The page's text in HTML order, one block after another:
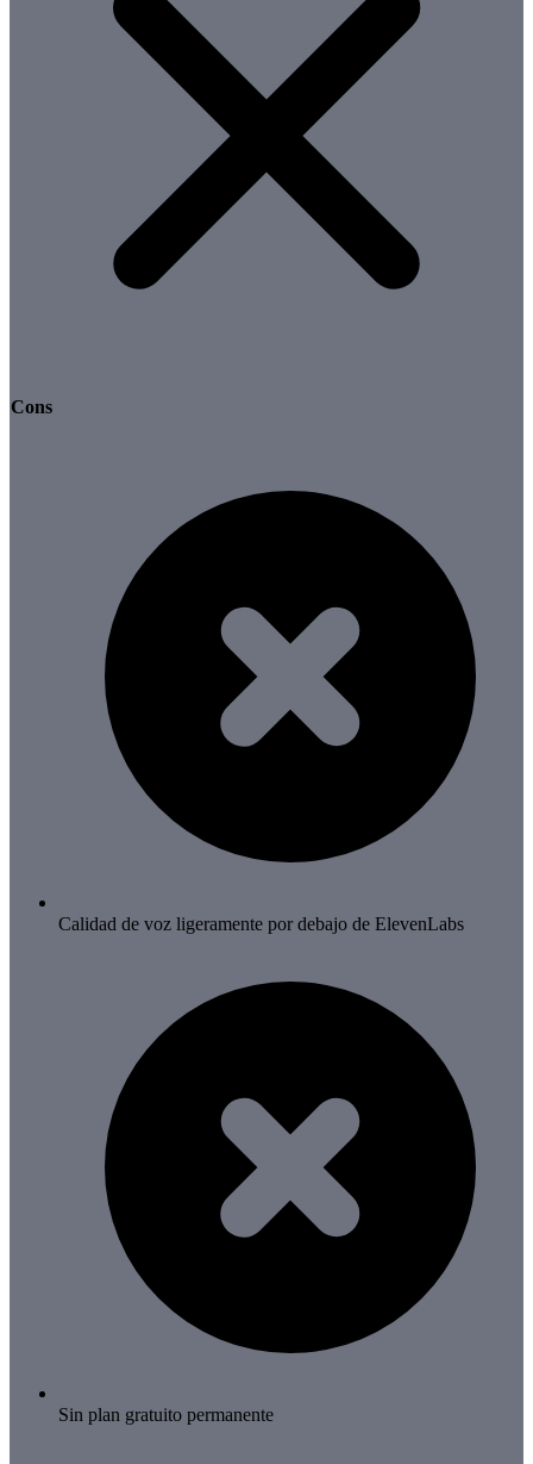
Cons
Calidad de voz ligeramente por debajo de ElevenLabs
Sin plan gratuito permanente